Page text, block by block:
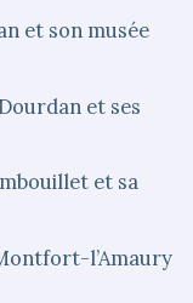
et son musée
et ses
et sa
l’Amaury